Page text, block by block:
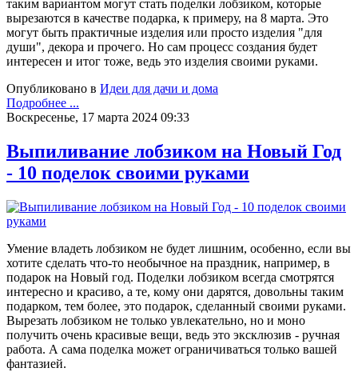
таким вариантом могут стать поделки лобзиком, которые
вырезаются в качестве подарка, к примеру, на 8 марта. Это
могут быть практичные изделия или просто изделия "для
души", декора и прочего. Но сам процесс создания будет
интересен и итог тоже, ведь это изделия своими руками.
Опубликовано в Идеи для дачи и дома
Подробнее ...
Воскресенье, 17 марта 2024 09:33
Выпиливание лобзиком на Новый Год
- 10 поделок своими руками
Умение владеть лобзиком не будет лишним, особенно, если вы
хотите сделать что-то необычное на праздник, например, в
подарок на Новый год. Поделки лобзиком всегда смотрятся
интересно и красиво, а те, кому они дарятся, довольны таким
подарком, тем более, это подарок, сделанный своими руками.
Вырезать лобзиком не только увлекательно, но и моно
получить очень красивые вещи, ведь это эксклюзив - ручная
работа. А сама поделка может ограничиваться только вашей
фантазией.